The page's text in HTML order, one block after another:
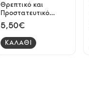
Θρεπτικό και
Προστατευτικό
Spray Μαλλιών Milk
50ml Cosmi
5,50€
ΚΑΛΑΘΙ